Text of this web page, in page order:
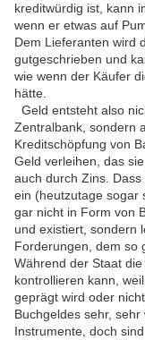
kreditwürdig ist, kann
wenn er etwas auf
Dem Lieferanten wird
gutgeschrieben und
wie wenn der Käufer
hätte.
Geld entsteht also
Zentralbank, sondern
Kreditschöpfung von
Geld verleihen, das
auch durch Zins.
ein (heutzutage sogar
gar nicht in Form von
und existiert, sondern
Forderungen, dem so
Während der Staat
kontrollieren kann,
geprägt wird oder
Buchgeldes sehr,
Instrumente, doch